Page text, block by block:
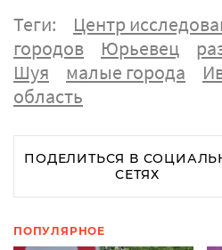
Теги:
Центр
городов
Юрьевец
Шуя
малые города
область
ПОДЕЛИТЬСЯ В
СЕТЯХ
ПОПУЛЯРНОЕ